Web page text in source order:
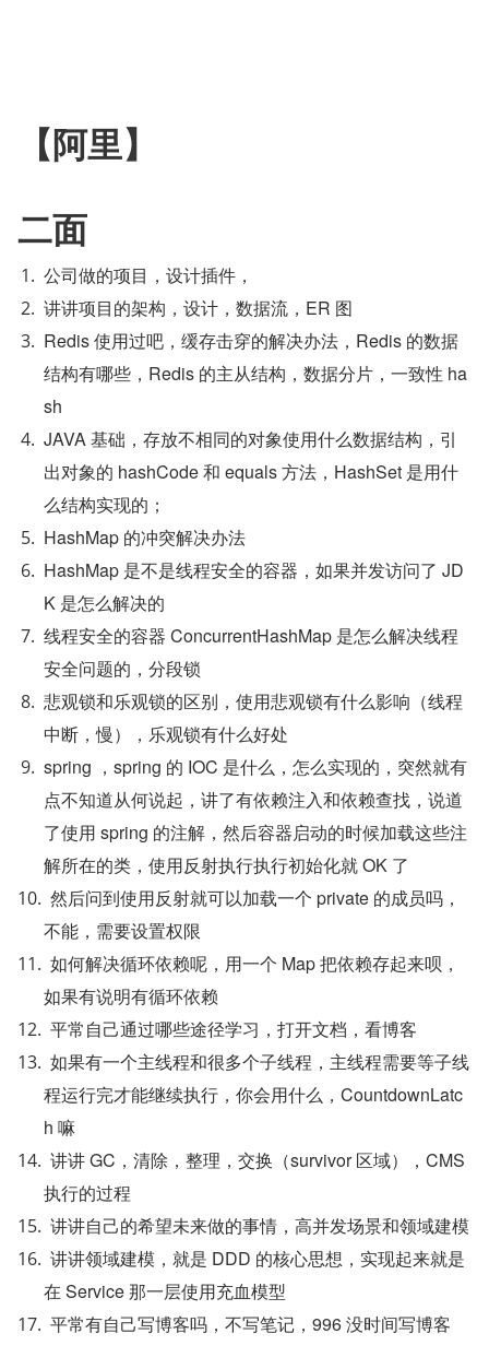
【阿里】
二面
公司做的项目，设计插件，
讲讲项目的架构，设计，数据流，ER 图
Redis 使用过吧，缓存击穿的解决办法，Redis 的数据
结构有哪些，Redis 的主从结构，数据分片，一致性 ha
sh
JAVA 基础，存放不相同的对象使用什么数据结构，引
出对象的 hashCode 和 equals 方法，HashSet 是用什
么结构实现的；
HashMap 的冲突解决办法
HashMap 是不是线程安全的容器，如果并发访问了 JD
K 是怎么解决的
线程安全的容器 ConcurrentHashMap 是怎么解决线程
安全问题的，分段锁
悲观锁和乐观锁的区别，使用悲观锁有什么影响（线程
中断，慢），乐观锁有什么好处
spring ，spring 的 IOC 是什么，怎么实现的，突然就有
点不知道从何说起，讲了有依赖注入和依赖查找，说道
了使用 spring 的注解，然后容器启动的时候加载这些注
解所在的类，使用反射执行执行初始化就 OK 了
然后问到使用反射就可以加载一个 private 的成员吗，
不能，需要设置权限
如何解决循环依赖呢，用一个 Map 把依赖存起来呗，
如果有说明有循环依赖
平常自己通过哪些途径学习，打开文档，看博客
如果有一个主线程和很多个子线程，主线程需要等子线
程运行完才能继续执行，你会用什么，CountdownLatc
h 嘛
讲讲 GC，清除，整理，交换（survivor 区域），CMS
执行的过程
讲讲自己的希望未来做的事情，高并发场景和领域建模
讲讲领域建模，就是 DDD 的核心思想，实现起来就是
在 Service 那一层使用充血模型
平常有自己写博客吗，不写笔记，996 没时间写博客